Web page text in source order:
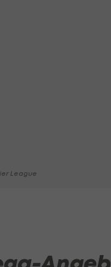
League